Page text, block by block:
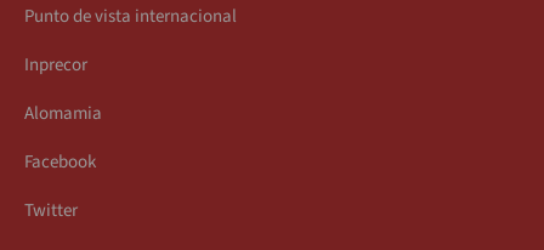
Punto de vista internacional
Inprecor
Alomamia
Facebook
Twitter